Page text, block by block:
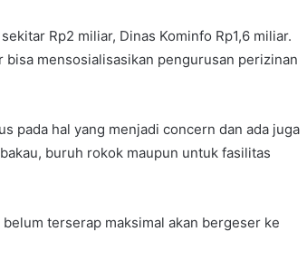
Rp2 miliar, Dinas Kominfo Rp1,6 miliar.
mensosialisasikan pengurusan perizinan
pada hal yang menjadi concern dan ada juga
buruh rokok maupun untuk fasilitas
terserap maksimal akan bergeser ke